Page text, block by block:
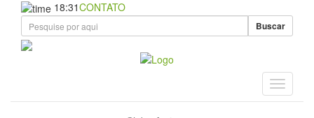
18:31CONTATO
Buscar